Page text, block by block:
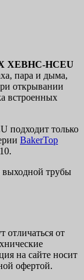
XEBHC-HCEU
пара и дыма,
открывании
встроенных
подходит только
BakerTop
выходной трубы
отличаться от
на сайте носит
офертой.